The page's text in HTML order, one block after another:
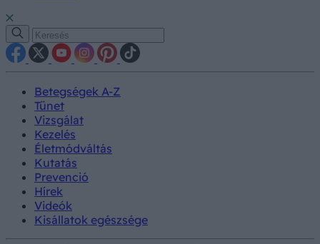
Betegségek A-Z
Tünet
Vizsgálat
Kezelés
Életmódváltás
Kutatás
Prevenció
Hírek
Videók
Kisállatok egészsége